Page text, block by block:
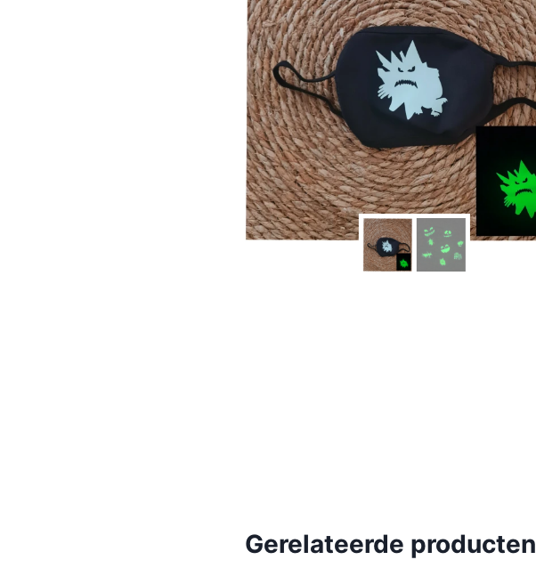
Gerelateerde producten